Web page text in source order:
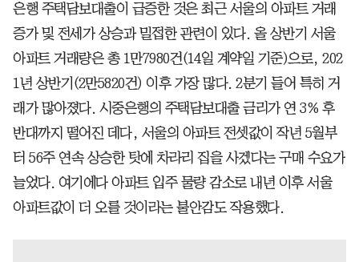
은행 주택담보대출이 급증한 것은 최근 서울의 아파트 거래
증가 및 전세가 상승과 밀접한 관련이 있다. 올 상반기 서울
아파트 거래량은 총 1만7980건(14일 계약일 기준)으로, 202
1년 상반기(2만5820건) 이후 가장 많다. 2분기 들어 특히 거
래가 많아졌다. 시중은행의 주택담보대출 금리가 연 3% 후
반대까지 떨어진 데다, 서울의 아파트 전셋값이 작년 5월부
터 56주 연속 상승한 탓에 차라리 집을 사겠다는 구매 수요가
늘었다. 여기에다 아파트 입주 물량 감소로 내년 이후 서울
아파트값이 더 오를 것이라는 불안감도 작용했다.